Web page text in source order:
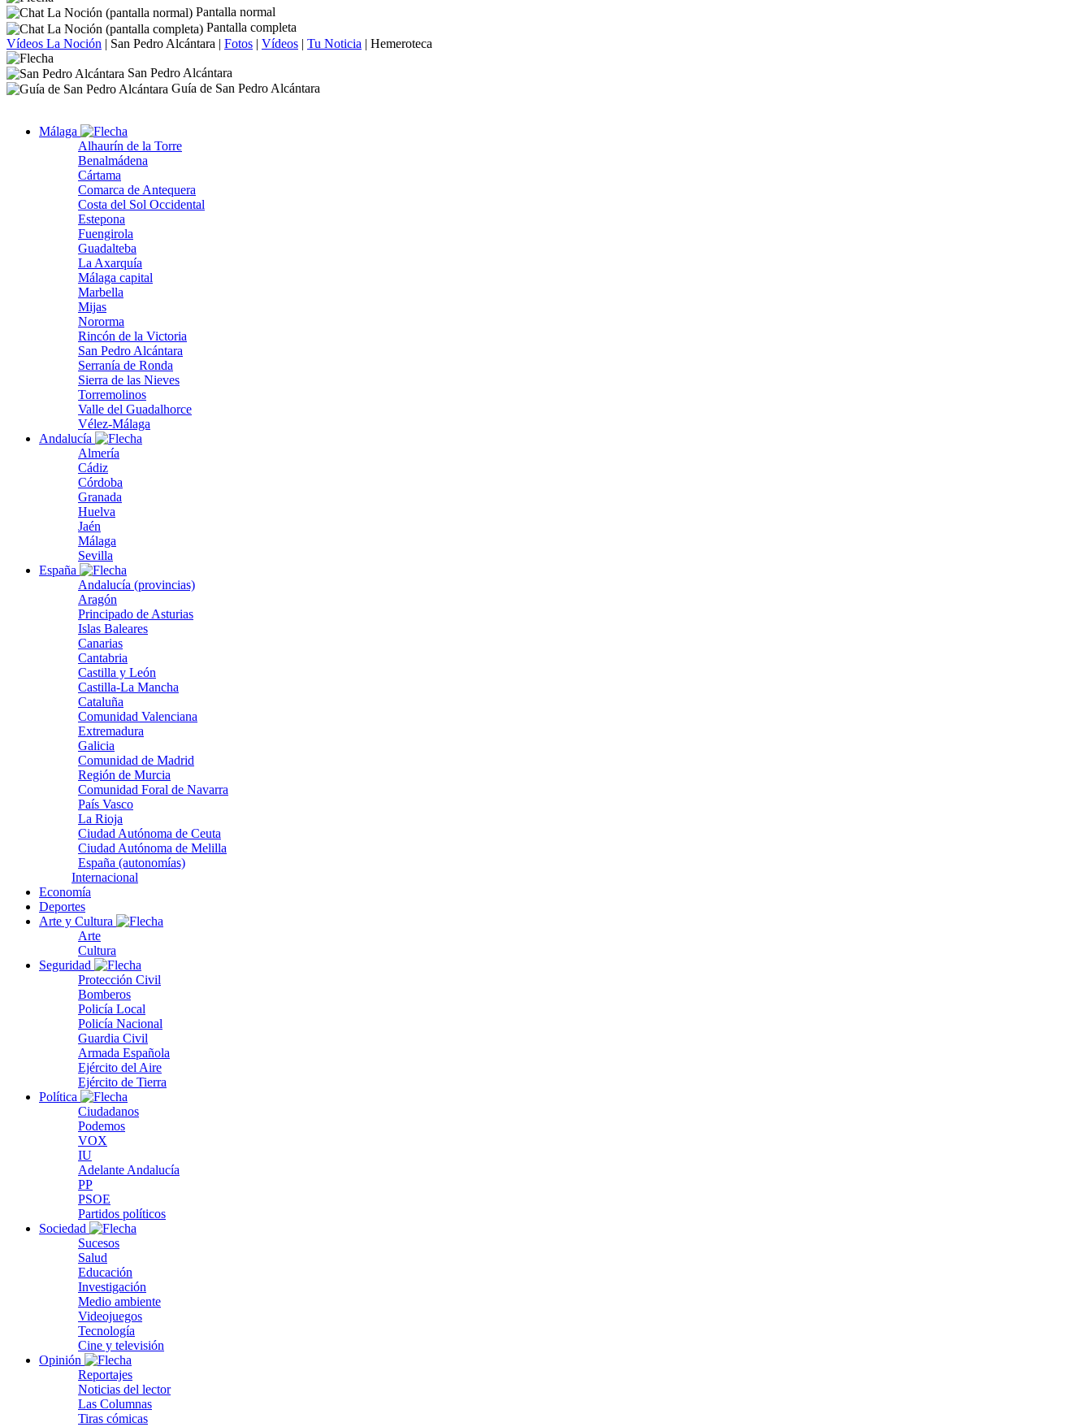
Pantalla normal
Pantalla completa
Vídeos La Noción | San Pedro Alcántara | Fotos | Vídeos | Tu Noticia | Hemeroteca
San Pedro Alcántara
Guía de San Pedro Alcántara
Málaga
Alhaurín de la Torre
Benalmádena
Cártama
Comarca de Antequera
Costa del Sol Occidental
Estepona
Fuengirola
Guadalteba
La Axarquía
Málaga capital
Marbella
Mijas
Nororma
Rincón de la Victoria
San Pedro Alcántara
Serranía de Ronda
Sierra de las Nieves
Torremolinos
Valle del Guadalhorce
Vélez-Málaga
Andalucía
Almería
Cádiz
Córdoba
Granada
Huelva
Jaén
Málaga
Sevilla
España
Andalucía (provincias)
Aragón
Principado de Asturias
Islas Baleares
Canarias
Cantabria
Castilla y León
Castilla-La Mancha
Cataluña
Comunidad Valenciana
Extremadura
Galicia
Comunidad de Madrid
Región de Murcia
Comunidad Foral de Navarra
País Vasco
La Rioja
Ciudad Autónoma de Ceuta
Ciudad Autónoma de Melilla
España (autonomías)
Internacional
Economía
Deportes
Arte y Cultura
Arte
Cultura
Seguridad
Protección Civil
Bomberos
Policía Local
Policía Nacional
Guardia Civil
Armada Española
Ejército del Aire
Ejército de Tierra
Política
Ciudadanos
Podemos
VOX
IU
Adelante Andalucía
PP
PSOE
Partidos políticos
Sociedad
Sucesos
Salud
Educación
Investigación
Medio ambiente
Videojuegos
Tecnología
Cine y televisión
Opinión
Reportajes
Noticias del lector
Las Columnas
Tiras cómicas